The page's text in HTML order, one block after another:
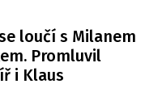
loučí s Milanem
Promluvil
i Klaus